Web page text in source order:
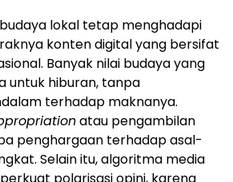
budaya lokal tetap menghadapi
konten digital yang bersifat
Banyak nilai budaya yang
untuk hiburan, tanpa
terhadap maknanya.
atau pengambilan
penghargaan terhadap asal-
Selain itu, algoritma media